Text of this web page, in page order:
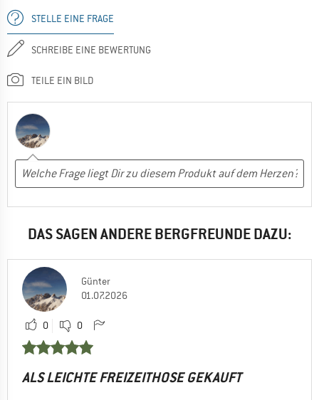
STELLE EINE FRAGE
SCHREIBE EINE BEWERTUNG
TEILE EIN BILD
DAS SAGEN ANDERE BERGFREUNDE DAZU:
Günter
01.07.2026
0 0
ALS LEICHTE FREIZEITHOSE GEKAUFT